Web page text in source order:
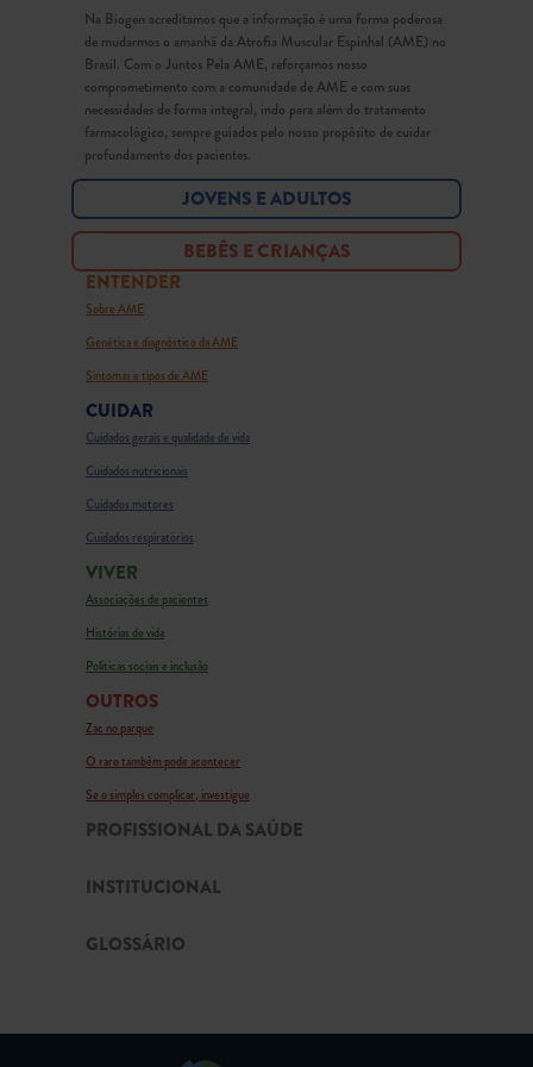
Na Biogen acreditamos que a informação é uma forma poderosa
de mudarmos o amanhã da Atrofia Muscular Espinhal (AME) no
Brasil. Com o Juntos Pela AME, reforçamos nosso
comprometimento com a comunidade de AME e com suas
necessidades de forma integral, indo para além do tratamento
farmacológico, sempre guiados pelo nosso propósito de cuidar
profundamente dos pacientes.
JOVENS E ADULTOS
BEBÊS E CRIANÇAS
ENTENDER
Sobre AME
Genética e diagnóstico da AME
Sintomas e tipos de AME
CUIDAR
Cuidados gerais e qualidade de vida
Cuidados nutricionais
Cuidados motores
Cuidados respiratórios
VIVER
Associações de pacientes
Histórias de vida
Políticas sociais e inclusão
OUTROS
Zac no parque
O raro também pode acontecer
Se o simples complicar, investigue
PROFISSIONAL DA SAÚDE
INSTITUCIONAL
GLOSSÁRIO